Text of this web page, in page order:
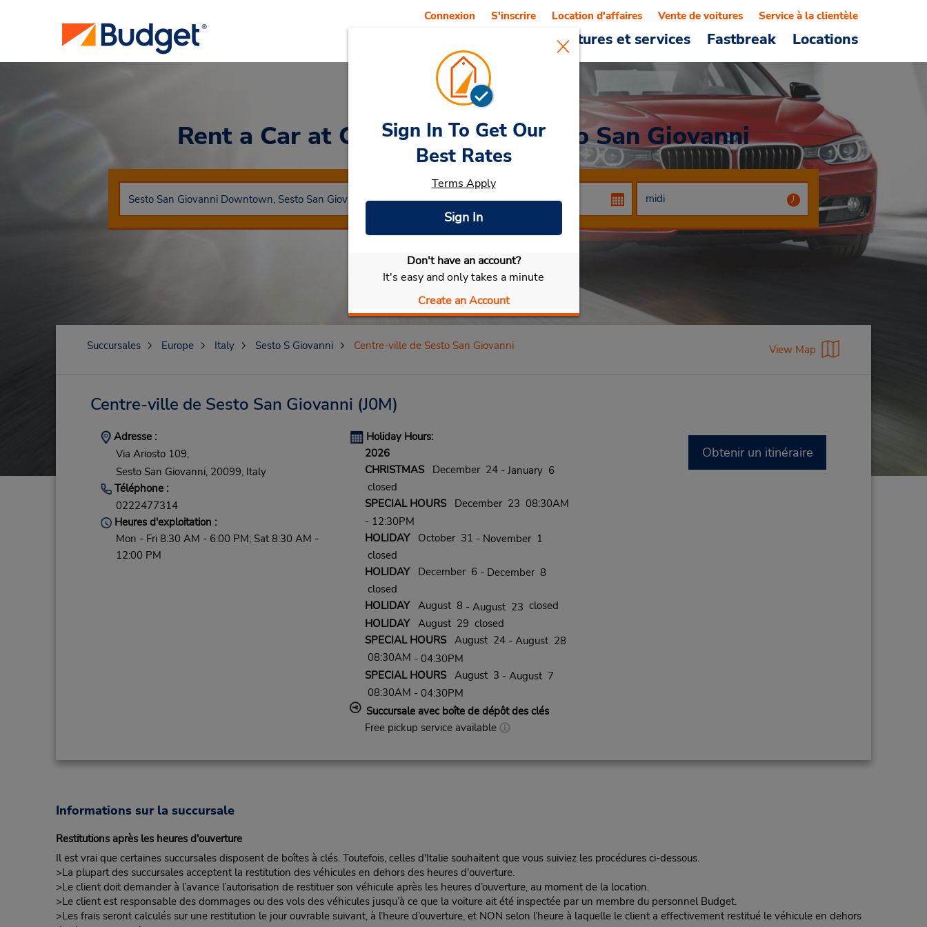
Voitures et services Fastbreak Locations
Connexion S'inscrire Location d'affaires Vente de voitures Service à la clientèle
Rent a Car at Centre-ville de Sesto San Giovanni
Sélectionner ma voiture
Sign In To Get Our
Best Rates
Terms Apply
Sign In
Don't have an account?
It's easy and only takes a minute
Create an Account
Succursales Europe Italy Sesto S Giovanni Centre-ville de Sesto San Giovanni View Map
Centre-ville de Sesto San Giovanni (J0M)
Adresse :
Via Ariosto 109,
Sesto San Giovanni, 20099, Italy
Téléphone :
0222477314
Heures d'exploitation :
Mon - Fri 8:30 AM - 6:00 PM; Sat 8:30 AM -
12:00 PM
Holiday Hours:
2026
CHRISTMASDecember 24 - January 6
closed
SPECIAL HOURSDecember 23 08:30AM
- 12:30PM
HOLIDAYOctober 31 - November 1
closed
HOLIDAYDecember 6 - December 8
closed
HOLIDAYAugust 8 - August 23 closed
HOLIDAYAugust 29 closed
SPECIAL HOURSAugust 24 - August 28
08:30AM - 04:30PM
SPECIAL HOURSAugust 3 - August 7
08:30AM - 04:30PM
Succursale avec boîte de dépôt des clés
Free pickup service available
Obtenir un itinéraire
Informations sur la succursale
Restitutions après les heures d'ouverture
Il est vrai que certaines succursales disposent de boîtes à clés. Toutefois, celles d'Italie souhaitent que vous suiviez les procédures ci-dessous.
>La plupart des succursales acceptent la restitution des véhicules en dehors des heures d'ouverture.
>Le client doit demander à l’avance l’autorisation de restituer son véhicule après les heures d’ouverture, au moment de la location.
>Le client est responsable des dommages ou des vols des véhicules jusqu’à ce que la voiture ait été inspectée par un membre du personnel Budget.
>Les frais seront calculés sur une restitution le jour ouvrable suivant, à l’heure d’ouverture, et NON selon l’heure à laquelle le client a effectivement restitué le véhicule en dehors